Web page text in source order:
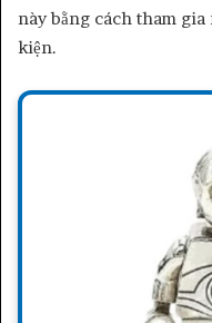
này bằng cách tham
kiện.